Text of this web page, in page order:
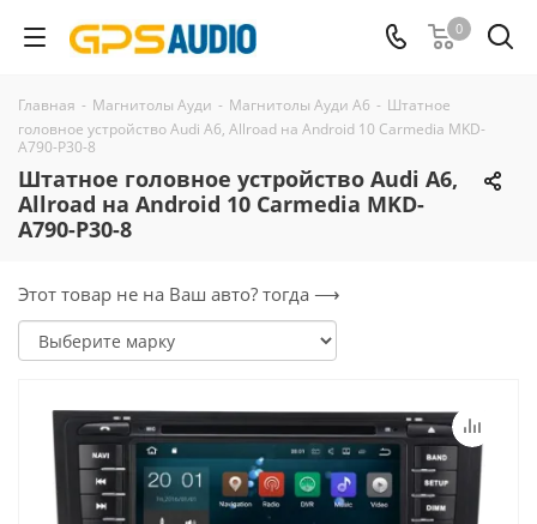
0
Главная - Магнитолы Ауди - Магнитолы Ауди А6 - Штатное
головное устройство Audi A6, Allroad на Android 10 Carmedia MKD-
A790-P30-8
Штатное головное устройство Audi A6,
Allroad на Android 10 Carmedia MKD-
A790-P30-8
Этот товар не на Ваш авто? тогда ⟶